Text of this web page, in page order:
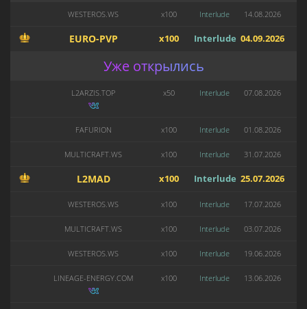
WESTEROS.WS x100 Interlude 14.08.2026
EURO-PVP x100 Interlude 04.09.2026
Уже открылись
L2ARZIS.TOP x50 Interlude 07.08.2026
FAFURION x100 Interlude 01.08.2026
MULTICRAFT.WS x100 Interlude 31.07.2026
L2MAD x100 Interlude 25.07.2026
WESTEROS.WS x100 Interlude 17.07.2026
MULTICRAFT.WS x100 Interlude 03.07.2026
WESTEROS.WS x100 Interlude 19.06.2026
LINEAGE-ENERGY.COM x100 Interlude 13.06.2026